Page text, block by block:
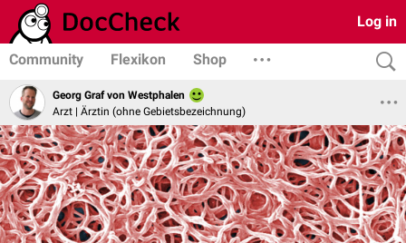
Log in
Community Flexikon Shop
Georg Graf von Westphalen
Arzt | Ärztin (ohne Gebietsbezeichnung)